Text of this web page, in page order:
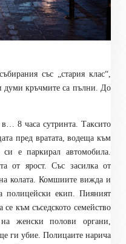
със „стария клас“,
думи кръчмите са пълни. До
8 часа сутринта. Таксито
пред вратата, водеща към
е паркирал автомобила.
от ярост. Със засилка от
колата. Комшиите вижда и
полицейски екип. Пияният
към съседското семейство
женски полови органи,
ги убие. Полицаите нарича